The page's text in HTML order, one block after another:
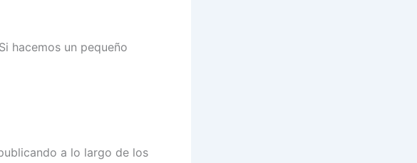
Si hacemos un pequeño
a lo largo de los